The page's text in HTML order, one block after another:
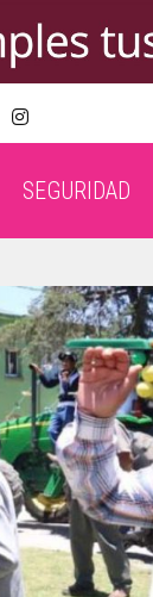
SEGURIDAD